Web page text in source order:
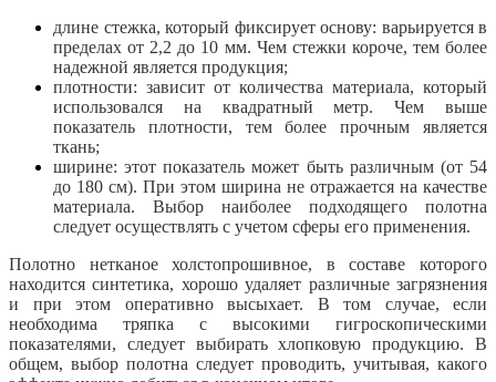
длине стежка, который фиксирует основу: варьируется в
пределах от 2,2 до 10 мм. Чем стежки короче, тем более
надежной является продукция;
плотности: зависит от количества материала, который
использовался на квадратный метр. Чем выше
показатель плотности, тем более прочным является
ткань;
ширине: этот показатель может быть различным (от 54
до 180 см). При этом ширина не отражается на качестве
материала. Выбор наиболее подходящего полотна
следует осуществлять с учетом сферы его применения.
Полотно нетканое холстопрошивное, в составе которого
находится синтетика, хорошо удаляет различные загрязнения
и при этом оперативно высыхает. В том случае, если
необходима тряпка с высокими гигроскопическими
показателями, следует выбирать хлопковую продукцию. В
общем, выбор полотна следует проводить, учитывая, какого